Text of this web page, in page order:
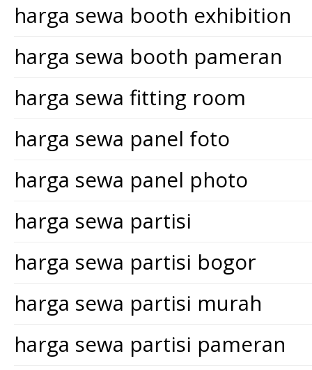
harga sewa booth exhibition
harga sewa booth pameran
harga sewa fitting room
harga sewa panel foto
harga sewa panel photo
harga sewa partisi
harga sewa partisi bogor
harga sewa partisi murah
harga sewa partisi pameran